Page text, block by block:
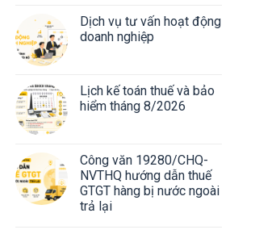
Dịch vụ tư vấn hoạt động
doanh nghiệp
Lịch kế toán thuế và bảo
hiểm tháng 8/2026
Công văn 19280/CHQ-
NVTHQ hướng dẫn thuế
GTGT hàng bị nước ngoài
trả lại